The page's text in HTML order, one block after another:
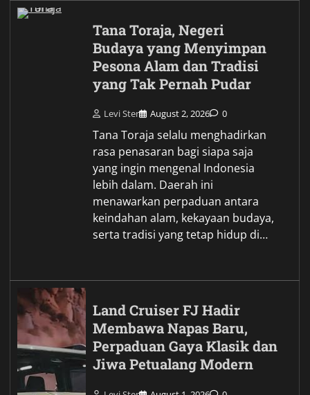
Tana Toraja, Negeri
Budaya yang Menyimpan
Pesona Alam dan Tradisi
yang Tak Pernah Pudar
Levi Ster August 2, 2026 0
Tana Toraja selalu menghadirkan
rasa penasaran bagi siapa saja
yang ingin mengenal Indonesia
lebih dalam. Daerah ini
menawarkan perpaduan antara
keindahan alam, kekayaan budaya,
serta tradisi yang tetap hidup di…
Land Cruiser FJ Hadir
Membawa Napas Baru,
Perpaduan Gaya Klasik dan
Jiwa Petualang Modern